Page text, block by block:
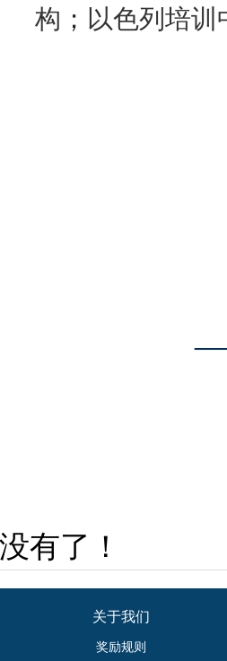
构 ； 以色列培训
没有了！
关于我们
奖励规则